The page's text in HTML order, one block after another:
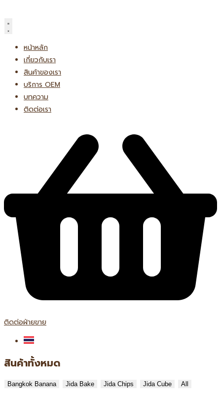
to
content
หน้าหลัก
เกี่ยวกับเรา
สินค้าของเรา
บริการ OEM
บทความ
ติดต่อเรา
ติดต่อฝ่ายขาย
สินค้าทั้งหมด
Bangkok Banana Jida Bake Jida Chips Jida Cube All